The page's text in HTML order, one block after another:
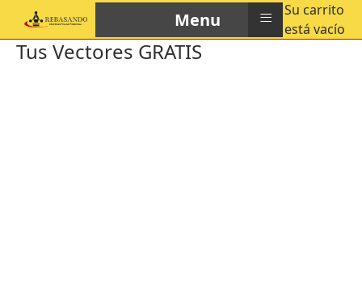
Menu ≡
Su carrito
está vacío
Tus Vectores GRATIS